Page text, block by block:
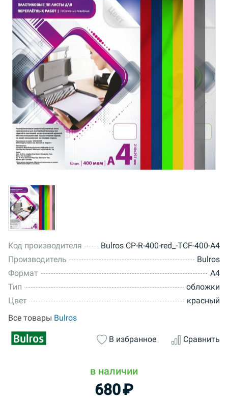
Код производителя
Bulros CP-R-400-red_-TCF-400-A4
Производитель
Bulros
Формат
A4
Тип
обложки
Цвет
красный
Все товары Bulros
В избранное Сравнить
в наличии
680₽